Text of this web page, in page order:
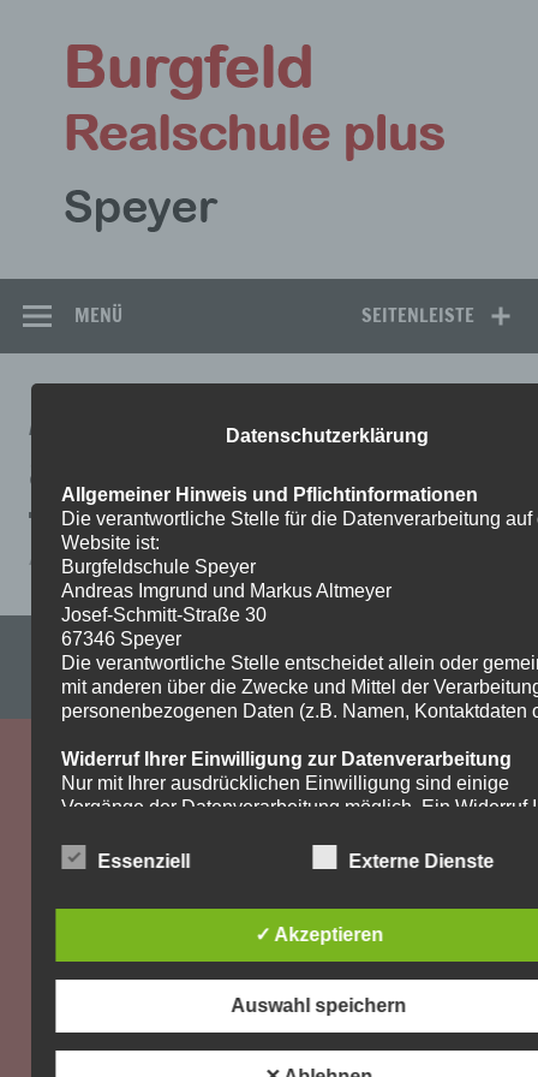
springen
SEITENLEISTE
MENÜ
ARBEITSPLAN-EV.-RELIGION-
8-WOCHE-7-1
Arbeitsplan-ev.-Religion-8-Woche-7-1
Impressum & Datenschutzerklärung
WordPress-Theme: Dynamic News von ThemeZee.
Datenschutzerklärung
Allgemeiner Hinweis und Pflichtinformationen
Die verantwortliche Stelle für die Datenverarbeitung auf
Website ist:
Burgfeldschule Speyer
Andreas Imgrund und Markus Altmeyer
Josef-Schmitt-Straße 30
67346 Speyer
Die verantwortliche Stelle entscheidet allein oder
mit anderen über die Zwecke und Mittel der
personenbezogenen Daten (z.B. Namen, Kontaktdaten
Widerruf Ihrer Einwilligung zur Datenverarbeitung
Nur mit Ihrer ausdrücklichen Einwilligung sind einige
Vorgänge der Datenverarbeitung möglich. Ein Widerruf
Widerruf genügt eine formlose Mitteilung per E-Mail. Die
Recht auf Beschwerde bei der zuständigen
Aufsichtsbehörde
Als Betroffener steht Ihnen im Falle eines
der zuständigen Aufsichtsbehörde zu. Zuständige
Aufsichtsbehörde bezüglich datenschutzrechtlicher
Essenziell Externe Dienste
✓ Akzeptieren
Auswahl speichern